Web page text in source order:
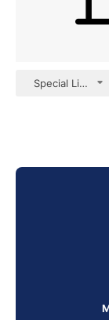
Special Lineal